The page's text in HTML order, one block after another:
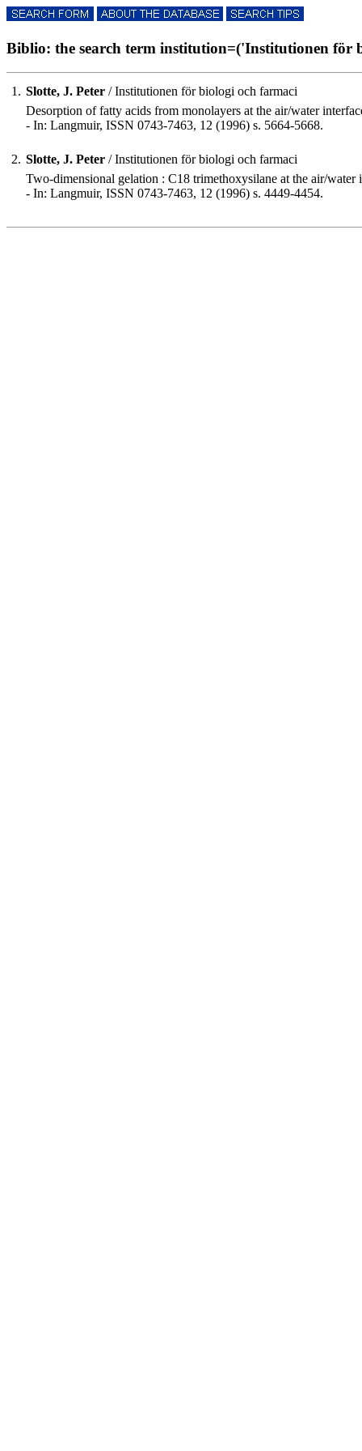
Biblio: the search term institution=('Institutionen för
1. Slotte, J. Peter / Institutionen för biologi och farmaci
Desorption of fatty acids from monolayers at the air/water
- In: Langmuir, ISSN 0743-7463, 12 (1996) s. 5664-5668.
2. Slotte, J. Peter / Institutionen för biologi och farmaci
Two-dimensional gelation : C18 trimethoxysilane at the air/
- In: Langmuir, ISSN 0743-7463, 12 (1996) s. 4449-4454.